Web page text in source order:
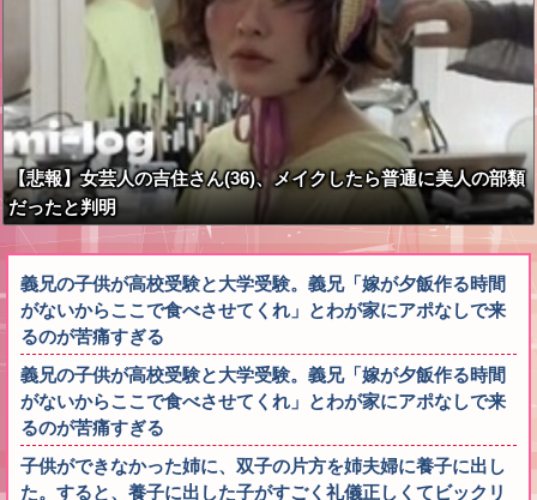
【悲報】女芸人の吉住さん(36)、メイクしたら普通に美人の部類
だったと判明
義兄の子供が高校受験と大学受験。義兄「嫁が夕飯作る時間
がないからここで食べさせてくれ」とわが家にアポなしで来
るのが苦痛すぎる
義兄の子供が高校受験と大学受験。義兄「嫁が夕飯作る時間
がないからここで食べさせてくれ」とわが家にアポなしで来
るのが苦痛すぎる
子供ができなかった姉に、双子の片方を姉夫婦に養子に出し
た。すると、養子に出した子がすごく礼儀正しくてビックリ